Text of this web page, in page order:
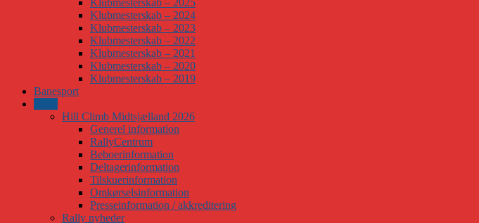
Klubmesterskab – 2024
Klubmesterskab – 2023
Klubmesterskab – 2022
Klubmesterskab – 2021
Klubmesterskab – 2020
Klubmesterskab – 2019
Banesport
Hill Climb Midtsjælland 2026
Generel information
RallyCentrum
Beboerinformation
Deltagerinformation
Tilskuerinformation
Omkørselsinformation
Presseinformation / akkreditering
Rally nyheder